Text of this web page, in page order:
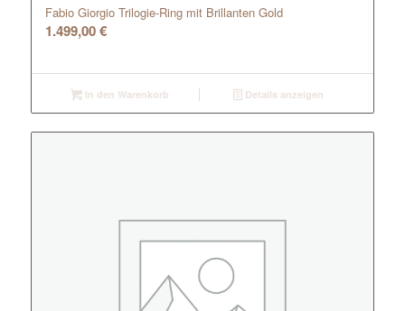
Fabio Giorgio Trilogie-Ring mit Brillanten Gold
1.499,00€
In den Warenkorb Details anzeigen